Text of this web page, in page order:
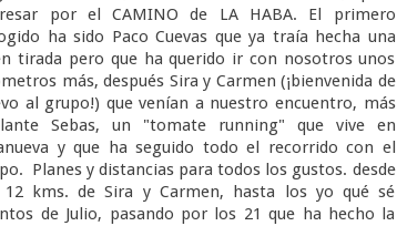
por el CAMINO de LA HABA. El primero
ha sido Paco Cuevas que ya traía hecha una
tirada pero que ha querido ir con nosotros unos
más, después Sira y Carmen (¡bienvenida de
al grupo!) que venían a nuestro encuentro, más
Sebas, un "tomate running" que vive en
y que ha seguido todo el recorrido con el
Planes y distancias para todos los gustos. desde
12 kms. de Sira y Carmen, hasta los yo qué sé
de Julio, pasando por los 21 que ha hecho la